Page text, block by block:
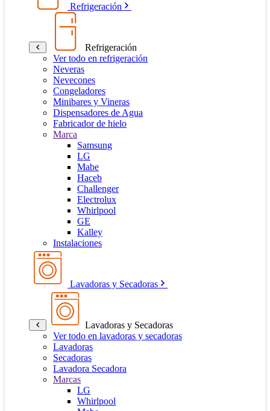
Refrigeración
Refrigeración
Ver todo en refrigeración
Neveras
Nevecones
Congeladores
Minibares y Vineras
Dispensadores de Agua
Fabricador de hielo
Marca
Samsung
LG
Mabe
Haceb
Challenger
Electrolux
Whirlpool
GE
Kalley
Instalaciones
Lavadoras y Secadoras
Lavadoras y Secadoras
Ver todo en lavadoras y secadoras
Lavadoras
Secadoras
Lavadora Secadora
Marcas
LG
Whirlpool